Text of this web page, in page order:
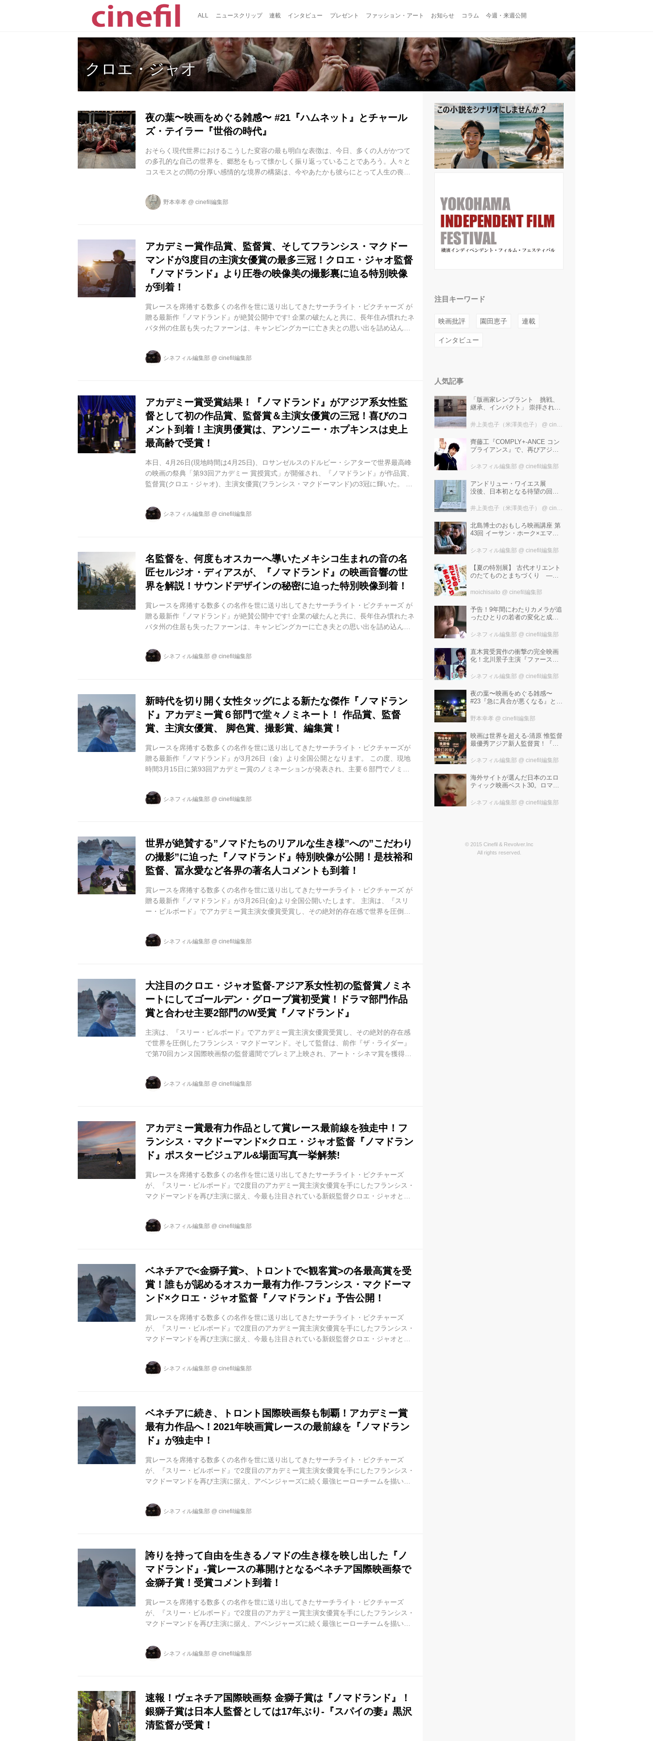
ALL ニュースクリップ 連載 インタビュー プレゼント ファッション・アート お知らせ コラム 今週・来週公開
クロエ・ジャオ
夜の葉〜映画をめぐる雑感〜 #21『ハムネット』とチャール
ズ・テイラー『世俗の時代』
おそらく現代世界におけるこうした変容の最も明白な表徴は、今日、多くの人がかつて
の多孔的な自己の世界を、郷愁をもって懐かしく振り返っていることであろう。人々と
コスモスとの間の分厚い感情的な境界の構築は、今やあたかも彼らにとって人生の喪失
代』（千葉眞訳） 孔という構造 ──「虚」から始まる映画 クロエ・ジャオが『ハムネッ
ト』のロケーション・スカウティングをウェールズで行っていたとき、彼女は古い森の
野本幸孝 @ cinefil編集部
アカデミー賞作品賞、監督賞、そしてフランシス・マクドー
マンドが3度目の主演女優賞の最多三冠！クロエ・ジャオ監督
『ノマドランド』より圧巻の映像美の撮影裏に迫る特別映像
が到着！
賞レースを席捲する数多くの名作を世に送り出してきたサーチライト・ピクチャーズ が
贈る最新作『ノマドランド』が絶賛公開中です! 企業の破たんと共に、長年住み慣れたネ
バタ州の住居も失ったファーンは、キャンピングカーに亡き夫との思い出を詰め込ん
懸命に乗り越えながら、往く先々で出会うノマドたちとの心の交流と共に、誇りを持っ
た彼女の自由な旅は続いていく──。 主演は、『スリー・ビルボード』でアカデミー賞主
シネフィル編集部 @ cinefil編集部
アカデミー賞受賞結果！『ノマドランド』がアジア系女性監
督として初の作品賞、監督賞＆主演女優賞の三冠！喜びのコ
メント到着！主演男優賞は、アンソニー・ホプキンスは史上
最高齢で受賞！
本日、4月26日(現地時間は4月25日)、ロサンゼルスのドルビー・シアターで世界最高峰
の映画の祭典「第93回アカデミー 賞授賞式」が開催され、『ノマドランド』が作品賞、
監督賞(クロエ・ジャオ)、主演女優賞(フランシス・マクドーマンド)の3冠に輝いた。 新
カデミー賞授賞式」。さらに、例年会場となるアメリカ・ロサ ンゼルスのドルビー・シ
アターに加えて、ユニオンステーション、さらにはアメリカ以外の複数会場を繋いで、
シネフィル編集部 @ cinefil編集部
名監督を、何度もオスカーへ導いたメキシコ生まれの音の名
匠セルジオ・ディアスが、『ノマドランド』の映画音響の世
界を解説！サウンドデザインの秘密に迫った特別映像到着！
賞レースを席捲する数多くの名作を世に送り出してきたサーチライト・ピクチャーズ が
贈る最新作『ノマドランド』が絶賛公開中です! 企業の破たんと共に、長年住み慣れたネ
バタ州の住居も失ったファーンは、キャンピングカーに亡き夫との思い出を詰め込ん
懸命に乗り越えながら、往く先々で出会うノマドたちとの心の交流と共に、誇りを持っ
た彼女の自由な旅は続いていく──。 主演は、『スリー・ビルボード』でアカデミー賞主
シネフィル編集部 @ cinefil編集部
新時代を切り開く女性タッグによる新たな傑作『ノマドラン
ド』アカデミー賞６部門で堂々ノミネート！ 作品賞、監督
賞、主演女優賞、 脚色賞、撮影賞、編集賞！
賞レースを席捲する数多くの名作を世に送り出してきたサーチライト・ピクチャーズが
贈る最新作『ノマドランド』が3月26日（金）より全国公開となります。 この度、現地
時間3月15日に第93回アカデミー賞のノミネーションが発表され、主要６部門でノミネ
『ノマドランド』 監督賞（クロエ・ジャオ） 主演女優賞（フランシス・マクドーマン
ド） 脚色賞（クロエ・ジャオ） 撮影賞（ジョシュア・ジェームズ・リチャーズ） 編集
シネフィル編集部 @ cinefil編集部
世界が絶賛する”ノマドたちのリアルな生き様”への”こだわり
の撮影”に迫った『ノマドランド』特別映像が公開！是枝裕和
監督、冨永愛など各界の著名人コメントも到着！
賞レースを席捲する数多くの名作を世に送り出してきたサーチライト・ピクチャーズ が
贈る最新作『ノマドランド』が3月26日(金)より全国公開いたします。 主演は、『スリ
ー・ビルボード』でアカデミー賞主演女優賞受賞し、その絶対的存在感で世界を圧倒し
国際映画祭の監督週間でプレミア上映され、アート・シネマ賞を獲得して絶賛を浴び、
本作では賞レースで監督賞を総なめしている、今まさに注目の新鋭監督クロエ・ジャ
シネフィル編集部 @ cinefil編集部
大注目のクロエ・ジャオ監督-アジア系女性初の監督賞ノミネ
ートにしてゴールデン・グローブ賞初受賞！ドラマ部門作品
賞と合わせ主要2部門のW受賞『ノマドランド』
主演は、『スリー・ビルボード』でアカデミー賞主演女優賞受賞し、その絶対的存在感
で世界を圧倒したフランシス・マクドーマンド。そして監督は、前作『ザ・ライダー』
で第70回カンヌ国際映画祭の監督週間でプレミア上映され、アート・シネマ賞を獲得し
果たすなど、今まさに注目の新鋭監督クロエ・ジャオ。新時代を切り開く女性タッグに
よって生み出された新たな傑作に期待が高まっています。 この度、第78回ゴールデン・
シネフィル編集部 @ cinefil編集部
アカデミー賞最有力作品として賞レース最前線を独走中！フ
ランシス・マクドーマンド×クロエ・ジャオ監督『ノマドラン
ド』ポスタービジュアル&場面写真一挙解禁!
賞レースを席捲する数多くの名作を世に送り出してきたサーチライト・ピクチャーズ
が、『スリー・ビルボード』で2度目のアカデミー賞主演女優賞を手にしたフランシス・
マクドーマンドを再び主演に据え、今最も注目されている新鋭監督クロエ・ジャオと共
子賞>、さらにはアカデミー賞にもっとも近い賞との呼び声も高い第45回トロント国際映
画祭では<観客賞>を受賞。それぞれの映画祭における最高賞を制覇するという史上初の
シネフィル編集部 @ cinefil編集部
ベネチアで<金獅子賞>、トロントで<観客賞>の各最高賞を受
賞！誰もが認めるオスカー最有力作-フランシス・マクドーマ
ンド×クロエ・ジャオ監督『ノマドランド』予告公開！
賞レースを席捲する数多くの名作を世に送り出してきたサーチライト・ピクチャーズ
が、『スリー・ビルボード』で2度目のアカデミー賞主演女優賞を手にしたフランシス・
マクドーマンドを再び主演に据え、今最も注目されている新鋭監督クロエ・ジャオと共
子賞＞、さらにはアカデミー賞にもっとも近い賞との呼び声も高い第45回トロント国際
映画祭では＜観客賞＞を受賞。それぞれの映画祭における最高賞を制覇するという史上
シネフィル編集部 @ cinefil編集部
ベネチアに続き、トロント国際映画祭も制覇！アカデミー賞
最有力作品へ！2021年映画賞レースの最前線を『ノマドラン
ド』が独走中！
賞レースを席捲する数多くの名作を世に送り出してきたサーチライト・ピクチャーズ
が、『スリー・ビルボード』で2度目のアカデミー賞主演女優賞を手にしたフランシス・
マクドーマンドを再び主演に据え、アベンジャーズに続く最強ヒーローチームを描いた
最も注目されている新鋭監督クロエ・ジャオと共に贈る最新作『ノマドランド』が、第
45回トロント国際映画祭の最高賞である【観客賞】を受賞致しましたので、お知らせ致
シネフィル編集部 @ cinefil編集部
誇りを持って自由を生きるノマドの生き様を映し出した『ノ
マドランド』-賞レースの幕開けとなるベネチア国際映画祭で
金獅子賞！受賞コメント到着！
賞レースを席捲する数多くの名作を世に送り出してきたサーチライト・ピクチャーズ
が、『スリー・ビルボード』で2度目のアカデミー賞主演女優賞を手にしたフランシス・
マクドーマンドを再び主演に据え、アベンジャーズに続く最強ヒーローチームを描いた
最も注目されている新鋭監督クロエ・ジャオと共に贈る最新作『ノマドランド』が、第
77回ベネチア国際映画祭の金獅子賞を受賞しました！ フランシス・マクド―マンドが、
シネフィル編集部 @ cinefil編集部
速報！ヴェネチア国際映画祭 金獅子賞は『ノマドランド』！
銀獅子賞は日本人監督としては17年ぶり-『スパイの妻』黒沢
清監督が受賞！
注目キーワード
映画批評 園田恵子 連載
インタビュー
人気記事
「版画家レンブラント 挑戦、
継承、インパクト」 崇拝され、
た版画技法！ 国立西洋美術館に
井上美也子（米澤美也子） @ cinefil編集部
齊藤工『COMPLY+-ANCE コン
プライアンス』で、再びアジア
際映画祭"インターナショナル・
シネフィル編集部 @ cinefil編集部
アンドリュー・ワイエス展
没後、日本初となる待望の回顧
は？ 独自の精神世界を描く 豊
23日まで開催！
井上美也子（米澤美也子） @ cinefil編集部
北島博士のおもしろ映画講座 第
43回 イーサン・ホーク×エマ・
仕掛ける、実話に基づく衝撃の
ン』！
シネフィル編集部 @ cinefil編集部
【夏の特別展】 古代オリエント
のたてものとまちづくり —模
moichisaito @ cinefil編集部
予告！9年間にわたりカメラが追
ったひとりの若者の変化と成長
戻るとき 空と木の実の9年間』
シネフィル編集部 @ cinefil編集部
直木賞受賞作の衝撃の完全映画
化！北川景子主演『ファースト
化学反応」と絶賛した追加キャ
塚洋介！
シネフィル編集部 @ cinefil編集部
夜の葉〜映画をめぐる雑感〜
#23『急に具合が悪くなる』と宮
が悪くなる』
野本幸孝 @ cinefil編集部
映画は世界を超える-清原 惟監督
最優秀アジア新人監督賞！『わ
中国最大の映画祭「上海国際映
シネフィル編集部 @ cinefil編集部
海外サイトが選んだ日本のエロ
ティック映画ベスト30。ロマン
ントから選ばれた、大島渚、塚
シネフィル編集部 @ cinefil編集部
© 2015 Cinefil & Revolver.Inc
All rights reserved.